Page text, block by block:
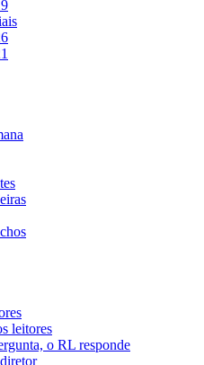
leitores
o RL responde